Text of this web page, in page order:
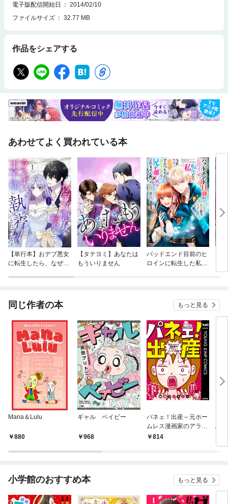
電子版配信開始日
2014/02/10
ファイルサイズ
32.77 MB
作品をシェアする
あわせてよく買われている本
【単行本】おデブ悪女
に転生したら、なぜか
【タテヨミ】あなたは
もういりません
バッドエンド目前のヒ
ロインに転生した私、
同じ作者の本 もっと見る
Mana＆Lulu
880
ギャル ベイビー
968
パネェ！出産～元ホー
ムレス漫画家のアラフ
ォーシンママ日記～
814
思
小学館のおすすめ本 もっと見る